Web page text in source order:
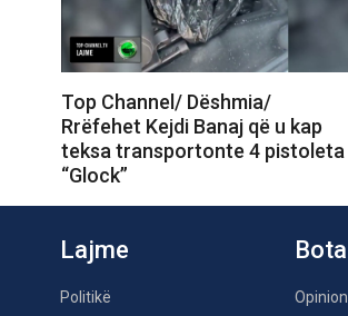
Top Channel/ Dëshmia/
Rrëfehet Kejdi Banaj që u kap
teksa transportonte 4 pistoleta
“Glock”
Lajme
Politikë
Bota
Opinion